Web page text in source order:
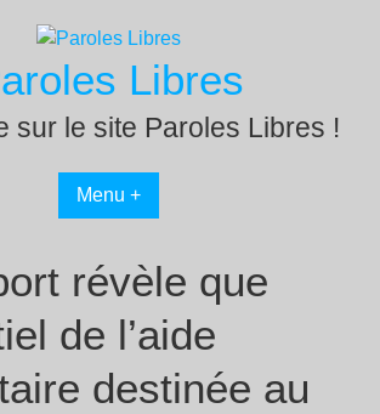
Libres
sur le site Paroles Libres !
Menu +
révèle que
de l’aide
destinée au